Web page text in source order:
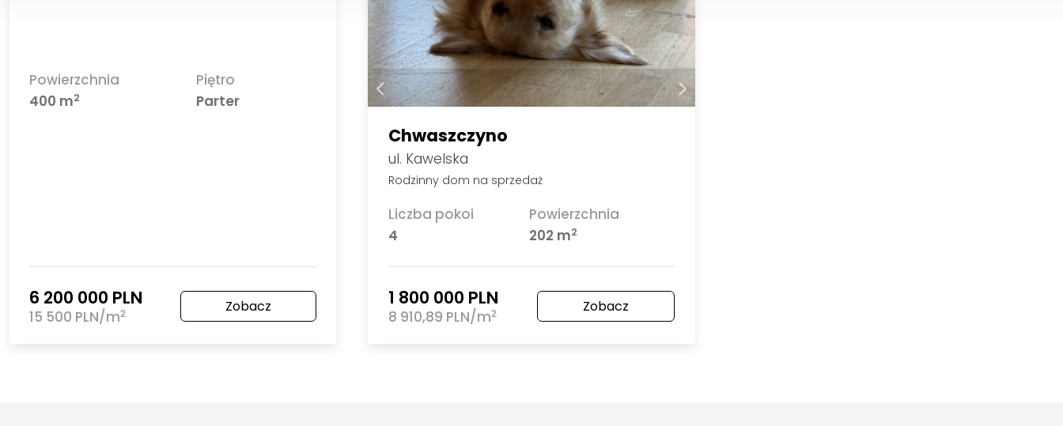
Powierzchnia
400 m2
Piętro
Parter
6 200 000 PLN
15 500 PLN/m2 Zobacz
Chwaszczyno
ul. Kawelska
Rodzinny dom na sprzedaż
Liczba pokoi
4
Powierzchnia
202 m2
1 800 000 PLN
8 910,89 PLN/m2 Zobacz